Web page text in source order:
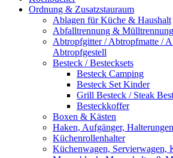
Ordnung & Zusatzstauraum
Ablagen für Küche & Haushalt
Abfalltrennung & Mülltrennung
Abtropfgitter / Abtropfmatte /
Abtropfgestell
Besteck / Bestecksets
Besteck Camping
Besteck Set Kinder
Grill Besteck / Steak
Besteckkoffer
Boxen & Kästen
Haken, Aufgänger, Halterungen
Küchenrollenhalter
Küchenwagen, Servierwagen,